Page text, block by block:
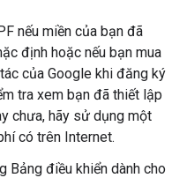
nếu miền của bạn đã
định hoặc nếu bạn mua
của Google khi đăng ký
tra xem bạn đã thiết lập
chưa, hãy sử dụng một
có trên Internet.
Bảng điều khiển dành cho